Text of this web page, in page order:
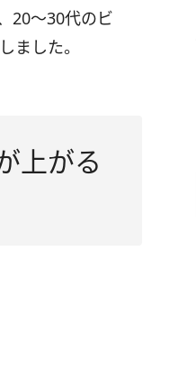
20～30代のビ
ました。
上がる